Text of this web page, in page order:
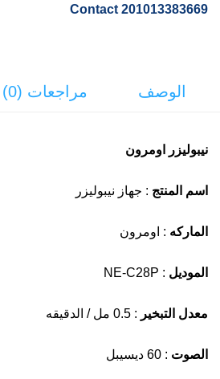
Contact 201013383669
الوصف مراجعات (0)
نيبوليزر اومرون
اسم المنتج : جهاز نيبوليزر
الماركه : اومرون
الموديل : NE-C28P
معدل التبخير : 0.5 مل / الدقيقه
الصوت : 60 ديسيبل